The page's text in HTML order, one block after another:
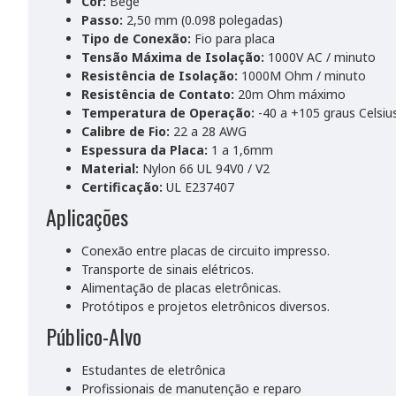
Passo: 2,50 mm (0.098 polegadas)
Tipo de Conexão: Fio para placa
Tensão Máxima de Isolação: 1000V AC / minuto
Resistência de Isolação: 1000M Ohm / minuto
Resistência de Contato: 20m Ohm máximo
Temperatura de Operação: -40 a +105 graus
Calibre de Fio: 22 a 28 AWG
Espessura da Placa: 1 a 1,6mm
Material: Nylon 66 UL 94V0 / V2
Certificação: UL E237407
Aplicações
Conexão entre placas de circuito impresso.
Transporte de sinais elétricos.
Alimentação de placas eletrônicas.
Protótipos e projetos eletrônicos diversos.
Público-Alvo
Estudantes de eletrônica
Profissionais de manutenção e reparo